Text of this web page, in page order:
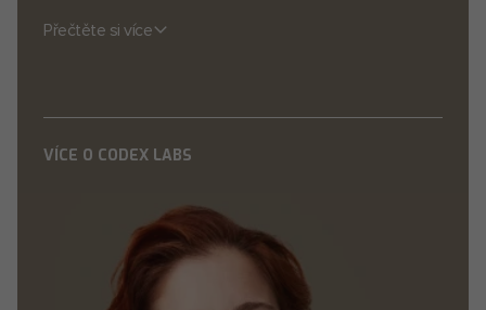
Přečtěte si více
VÍCE O CODEX LABS